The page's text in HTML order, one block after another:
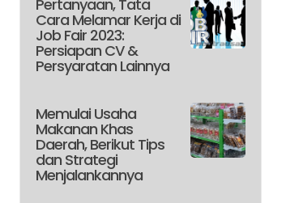
Pertanyaan, Tata
Cara Melamar Kerja di
Job Fair 2023:
Persiapan CV &
Persyaratan Lainnya
Memulai Usaha
Makanan Khas
Daerah, Berikut Tips
dan Strategi
Menjalankannya